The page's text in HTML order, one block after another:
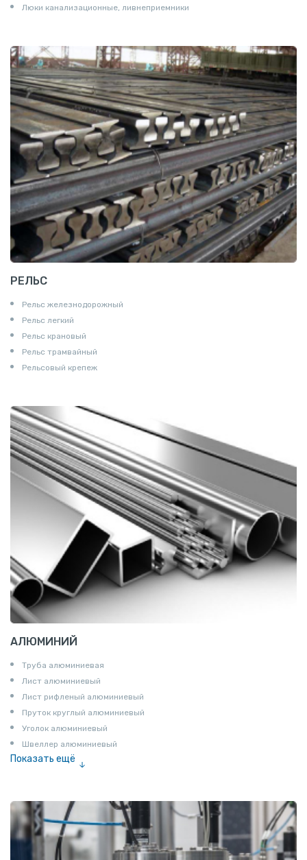
Люки канализационные, ливнеприемники
РЕЛЬС
Рельс железнодорожный
Рельс легкий
Рельс крановый
Рельс трамвайный
Рельсовый крепеж
АЛЮМИНИЙ
Труба алюминиевая
Лист алюминиевый
Лист рифленый алюминиевый
Пруток круглый алюминиевый
Уголок алюминиевый
Швеллер алюминиевый
Показать ещё
Шина электротехническая
Алюминиевая плита
Z профиль алюминиевый
Т профиль алюминиевый